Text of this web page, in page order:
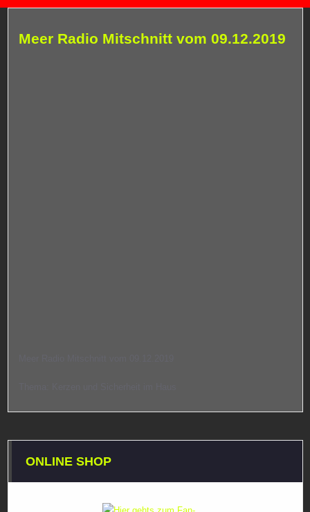
Meer Radio Mitschnitt vom 09.12.2019
ONLINE SHOP